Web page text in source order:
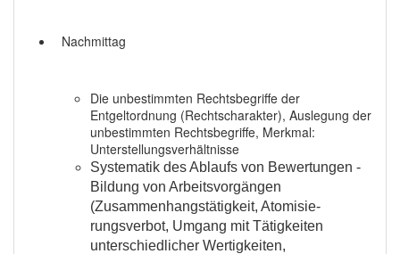
Nachmittag
Die unbestimmten Rechtsbegriffe der
Entgeltordnung (Rechtscharakter), Auslegung der
unbestimmten Rechtsbegriffe, Merkmal:
Unterstellungsverhältnisse
Systematik des Ablaufs von Bewertungen -
Bildung von Arbeitsvorgängen
(Zusammenhangstätigkeit, Atomisie-
rungsverbot, Umgang mit Tätigkeiten
unterschiedlicher Wertigkeiten,